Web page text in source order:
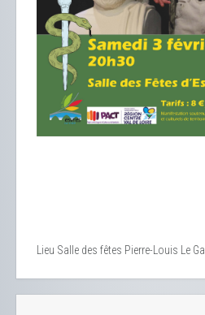
Lieu Salle des fêtes Pierre-Louis Le Gall